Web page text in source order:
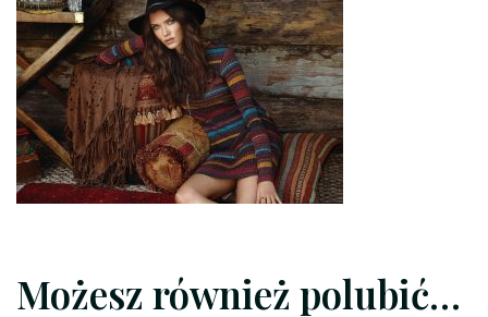
Możesz również polubić…